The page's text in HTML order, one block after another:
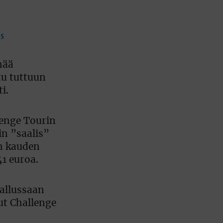
tuttuun
Tourin
”saalis”
kauden
euroa.
Challenge